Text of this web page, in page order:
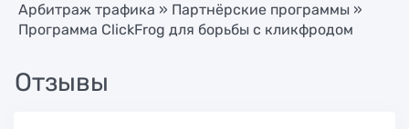
Арбитраж трафика » Партнёрские программы »
Программа ClickFrog для борьбы с кликфродом
Отзывы